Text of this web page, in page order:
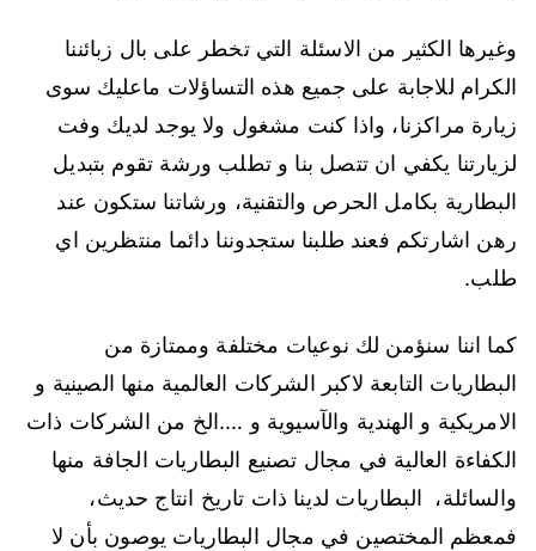
وغيرها الكثير من الاسئلة التي تخطر على بال زبائننا
الكرام للاجابة على جميع هذه التساؤلات ماعليك سوى
زيارة مراكزنا، واذا كنت مشغول ولا يوجد لديك وفت
لزيارتنا يكفي ان تتصل بنا و تطلب ورشة تقوم بتبديل
البطارية بكامل الحرص والتقنية، ورشاتنا ستكون عند
رهن اشارتكم فعند طلبنا ستجدوننا دائما منتظرين اي
طلب.
كما اننا سنؤمن لك نوعيات مختلفة وممتازة من
البطاريات التابعة لاكبر الشركات العالمية منها الصينية و
الامريكية و الهندية والآسيوية و ….الخ من الشركات ذات
الكفاءة العالية في مجال تصنيع البطاريات الجافة منها
والسائلة، البطاريات لدينا ذات تاريخ انتاج حديث،
فمعظم المختصين في مجال البطاريات يوصون بأن لا